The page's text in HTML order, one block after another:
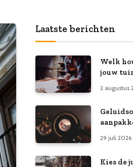
Laatste berichten
Welk
jouw
2 augustus
slimme
29 juli 2026
Kies de